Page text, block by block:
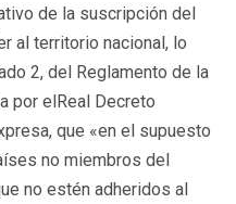
de la suscripción del
al territorio nacional, lo
2, del Reglamento de la
por elReal Decreto
que «en el supuesto
no miembros del
no estén adheridos al